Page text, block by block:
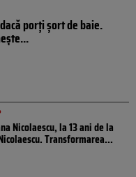
porți șort de baie.
Nicolaescu, la 13 ani de la
Transformarea...